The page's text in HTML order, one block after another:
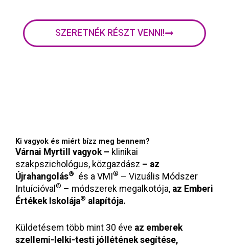
SZERETNÉK RÉSZT VENNI!
Ki vagyok és miért bízz meg bennem?
Várnai Myrtill vagyok – klinikai
szakpszichológus, közgazdász – az
Újrahangolás® és a VMI® – Vizuális Módszer
Intuícióval ® – módszerek megalkotója, az Emberi
Értékek Iskolája® alapítója.
Küldetésem több mint 30 éve az emberek
szellemi-lelki-testi jóllétének segítése,